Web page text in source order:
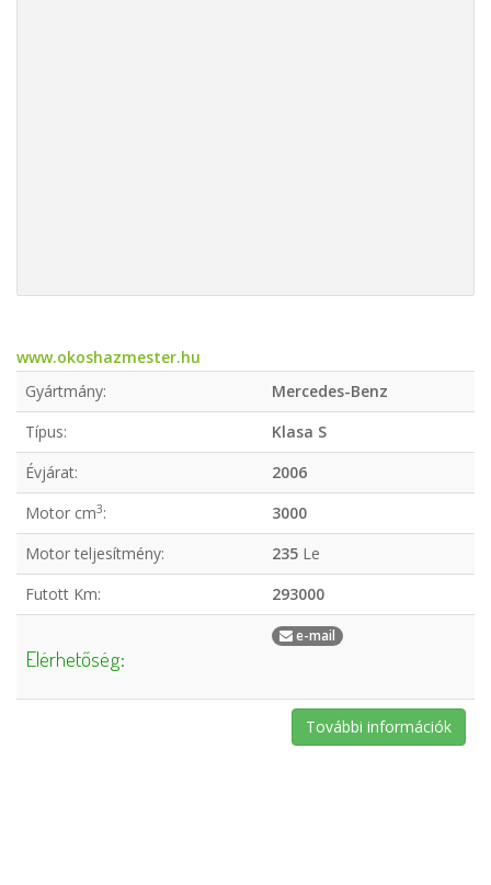
www.okoshazmester.hu
Gyártmány:
Mercedes-Benz
Típus:
Klasa S
Évjárat:
2006
Motor cm3:
3000
Motor teljesítmény:
235 Le
Futott Km:
293000
Elérhetőség:
e-mail
További információk